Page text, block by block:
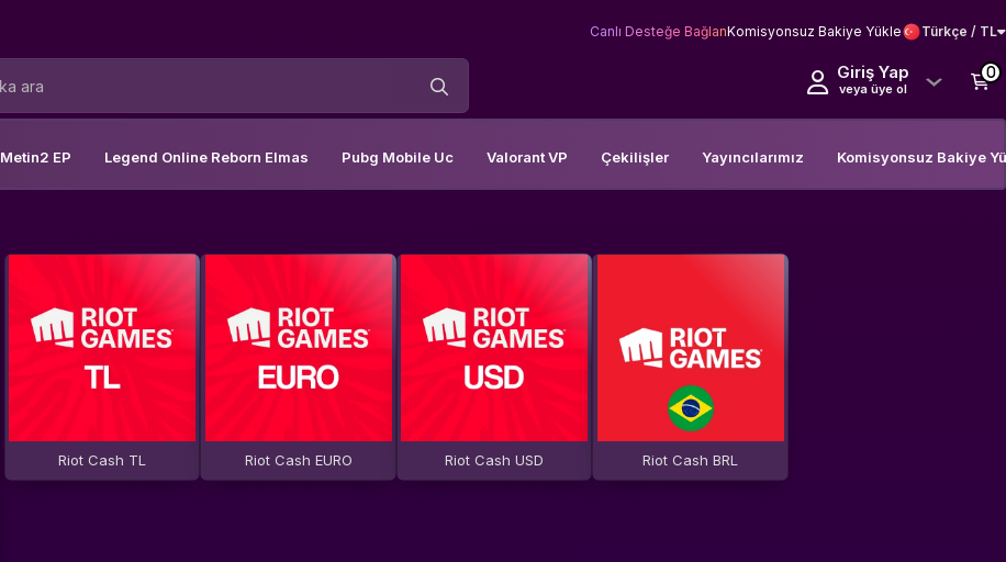
Canlı Desteğe BağlanKomisyonsuz Bakiye Yükle Türkçe / TL
Giriş Yap
veya üye ol
0
Metin2 EP Legend Online Reborn Elmas Pubg Mobile Uc Valorant VP Çekilişler Yayıncılarımız Komisyonsuz Bakiye
Riot Cash TL Riot Cash EURO Riot Cash USD Riot Cash BRL